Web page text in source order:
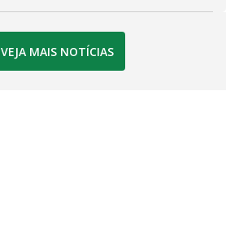
VEJA MAIS NOTÍCIAS